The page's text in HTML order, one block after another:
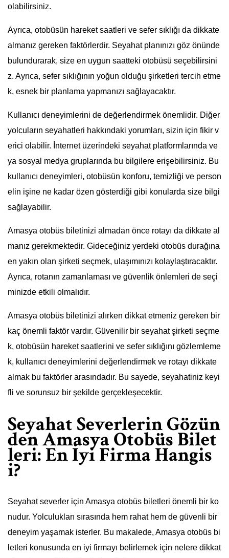
olabilirsiniz.
Ayrıca, otobüsün hareket saatleri ve sefer sıklığı da dikkate
almanız gereken faktörlerdir. Seyahat planınızı göz önünde
bulundurarak, size en uygun saatteki otobüsü seçebilirsini
z. Ayrıca, sefer sıklığının yoğun olduğu şirketleri tercih etme
k, esnek bir planlama yapmanızı sağlayacaktır.
Kullanıcı deneyimlerini de değerlendirmek önemlidir. Diğer
yolcuların seyahatleri hakkındaki yorumları, sizin için fikir v
erici olabilir. İnternet üzerindeki seyahat platformlarında ve
ya sosyal medya gruplarında bu bilgilere erişebilirsiniz. Bu
kullanıcı deneyimleri, otobüsün konforu, temizliği ve person
elin işine ne kadar özen gösterdiği gibi konularda size bilgi
sağlayabilir.
Amasya otobüs biletinizi almadan önce rotayı da dikkate al
manız gerekmektedir. Gideceğiniz yerdeki otobüs durağına
en yakın olan şirketi seçmek, ulaşımınızı kolaylaştıracaktır.
Ayrıca, rotanın zamanlaması ve güvenlik önlemleri de seçi
minizde etkili olmalıdır.
Amasya otobüs biletinizi alırken dikkat etmeniz gereken bir
kaç önemli faktör vardır. Güvenilir bir seyahat şirketi seçme
k, otobüsün hareket saatlerini ve sefer sıklığını gözlemleme
k, kullanıcı deneyimlerini değerlendirmek ve rotayı dikkate
almak bu faktörler arasındadır. Bu sayede, seyahatiniz keyi
fli ve sorunsuz bir şekilde gerçekleşecektir.
Seyahat Severlerin Gözün
den Amasya Otobüs Bilet
leri: En İyi Firma Hangis
i?
Seyahat severler için Amasya otobüs biletleri önemli bir ko
nudur. Yolculukları sırasında hem rahat hem de güvenli bir
deneyim yaşamak isterler. Bu makalede, Amasya otobüs bi
letleri konusunda en iyi firmayı belirlemek için nelere dikkat